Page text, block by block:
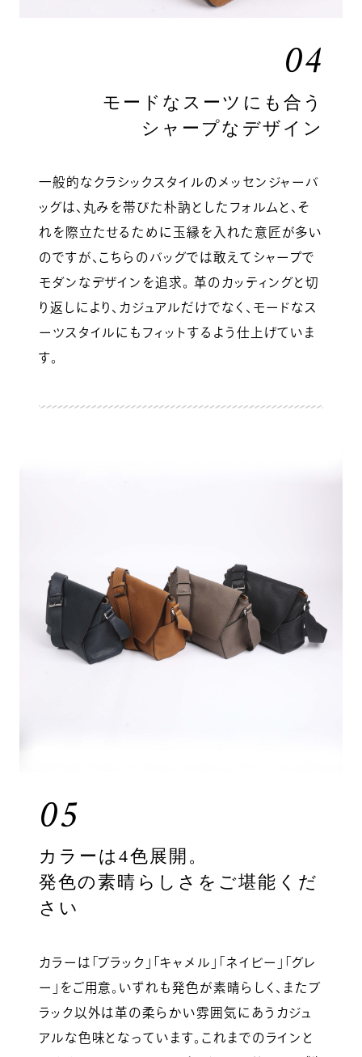
04
モードなスーツにも合う
シャープなデザイン
一般的なクラシックスタイルのメッセンジャーバ
ッグは、丸みを帯びた朴訥としたフォルムと、そ
れを際立たせるために玉縁を入れた意匠が多い
のですが、こちらのバッグでは敢えてシャープで
モダンなデザインを追求。 革のカッティングと切
り返しにより、カジュアルだけでなく、モードなス
ーツスタイルにもフィットするよう仕上げていま
す。
05
カラーは4色展開。
発色の素晴らしさをご堪能くだ
さい
カラーは「ブラック」「キャメル」「ネイビー」「グレ
ー」をご用意。いずれも発色が素晴らしく、またブ
ラック以外は革の柔らかい雰囲気にあうカジュ
アルな色味となっています。これまでのラインと